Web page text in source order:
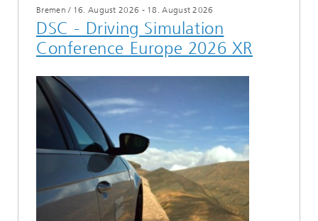
Bremen / 16. August 2026 - 18. August 2026
DSC - Driving Simulation
Conference Europe 2026 XR